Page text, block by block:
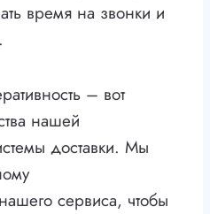
время на звонки и
– вот
нашей
доставки. Мы
сервиса, чтобы